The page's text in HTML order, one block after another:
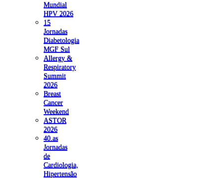
Mundial
HPV 2026
15
Jornadas
Diabetologia
MGF Sul
Allergy &
Respiratory
Summit
2026
Breast
Cancer
Weekend
ASTOR
2026
40.as
Jornadas
de
Cardiologia,
Hipertensão